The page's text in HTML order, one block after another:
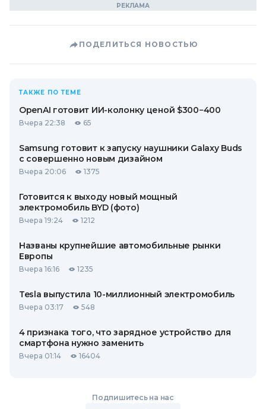
ПОДЕЛИТЬСЯ НОВОСТЬЮ
ТАКЖЕ ПО ТЕМЕ
OpenAI готовит ИИ-колонку ценой $300−400
Вчера 22:38 65
Samsung готовит к запуску наушники Galaxy Buds
с совершенно новым дизайном
Вчера 20:06 1375
Готовится к выходу новый мощный
электромобиль BYD (фото)
Вчера 19:24 1212
Названы крупнейшие автомобильные рынки
Европы
Вчера 16:16 1235
Tesla выпустила 10-миллионный электромобиль
Вчера 03:17 548
4 признака того, что зарядное устройство для
смартфона нужно заменить
Вчера 01:14 16404
Подпишитесь на нас